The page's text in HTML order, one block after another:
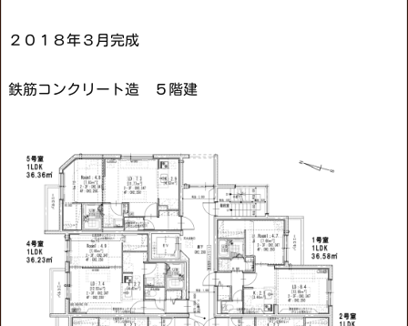
２０１８年３月完成
鉄筋コンクリート造 ５階建